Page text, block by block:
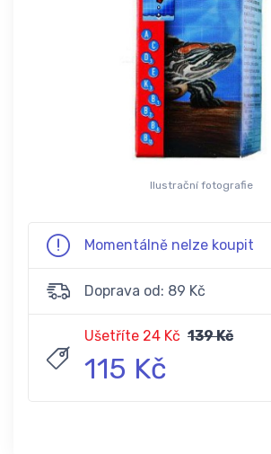
Ilustrační fotografie
Momentálně nelze koupit
Doprava od: 89 Kč
Ušetříte 24 Kč 139 Kč
115 Kč